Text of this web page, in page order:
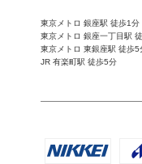
東京メトロ 銀座駅 徒歩1分
東京メトロ 銀座一丁目駅
東京メトロ 東銀座駅 徒歩5
JR 有楽町駅 徒歩5分